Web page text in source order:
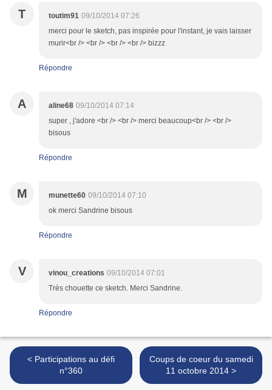
T toutim91 09/10/2014 07:26
merci pour le sketch, pas inspirée pour l'instant, je vais laisser
murir<br /> <br /> <br /> <br /> bizzz
Répondre
A aline68 09/10/2014 07:14
super , j'adore <br /> <br /> merci beaucoup<br /> <br />
bisous
Répondre
M munette60 09/10/2014 07:10
ok merci Sandrine bisous
Répondre
V vinou_creations 09/10/2014 07:01
Très chouette ce sketch. Merci Sandrine.
Répondre
< Participations au défi
n°360
Coups de coeur du samedi
11 octobre 2014 >